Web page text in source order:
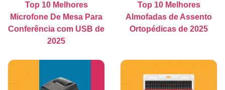
Top 10 Melhores
Microfone De Mesa Para
Conferência com USB de
2025
Top 10 Melhores
Almofadas de Assento
Ortopédicas de 2025